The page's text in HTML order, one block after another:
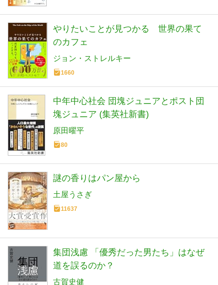
やりたいことが見つかる 世界の果て
のカフェ
ジョン・ストレルキー
1660
中年中心社会 団塊ジュニアとポスト団
塊ジュニア (集英社新書)
原田曜平
80
謎の香りはパン屋から
土屋うさぎ
11637
集団浅慮 「優秀だった男たち」はなぜ
道を誤るのか？
古賀史健